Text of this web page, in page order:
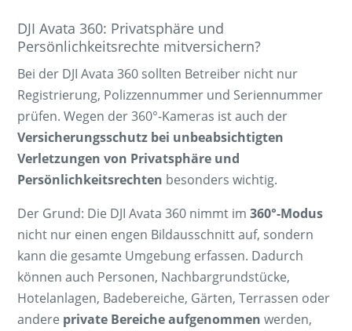
DJI Avata 360: Privatsphäre und
Persönlichkeitsrechte mitversichern?
Bei der DJI Avata 360 sollten Betreiber nicht nur
Registrierung, Polizzennummer und Seriennummer
prüfen. Wegen der 360°-Kameras ist auch der
Versicherungsschutz bei unbeabsichtigten
Verletzungen von Privatsphäre und
Persönlichkeitsrechten besonders wichtig.
Der Grund: Die DJI Avata 360 nimmt im360°-Modus
nicht nur einen engen Bildausschnitt auf, sondern
kann die gesamte Umgebung erfassen. Dadurch
können auch Personen, Nachbargrundstücke,
Hotelanlagen, Badebereiche, Gärten, Terrassen oder
andere private Bereiche aufgenommen werden,